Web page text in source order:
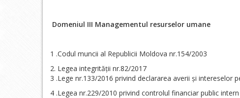
Domeniul III Managementul resurselor umane
1 .Codul muncii al Republicii Moldova nr.154/2003
Legea integrității nr.82/2017
3 .Lege nr.133/2016 privind declararea averii și intereselor
4 .Legea nr.229/2010 privind controlul financiar public intern